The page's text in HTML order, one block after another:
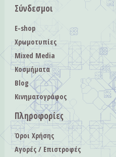
Σύνδεσμοι
E-shop
Χρωμοτυπίες
Mixed Media
Κοσμήματα
Blog
Κινηματογράφος
Πληροφορίες
Όροι Χρήσης
Αγορές / Επιστροφές